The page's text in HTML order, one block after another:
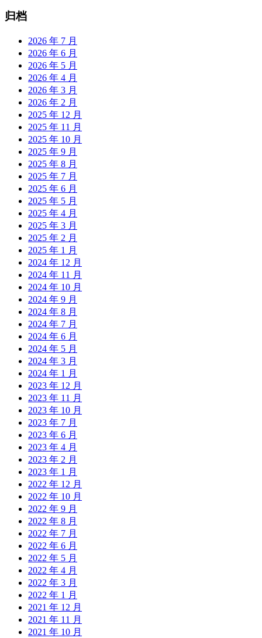
归档
2026 年 7 月
2026 年 6 月
2026 年 5 月
2026 年 4 月
2026 年 3 月
2026 年 2 月
2025 年 12 月
2025 年 11 月
2025 年 10 月
2025 年 9 月
2025 年 8 月
2025 年 7 月
2025 年 6 月
2025 年 5 月
2025 年 4 月
2025 年 3 月
2025 年 2 月
2025 年 1 月
2024 年 12 月
2024 年 11 月
2024 年 10 月
2024 年 9 月
2024 年 8 月
2024 年 7 月
2024 年 6 月
2024 年 5 月
2024 年 3 月
2024 年 1 月
2023 年 12 月
2023 年 11 月
2023 年 10 月
2023 年 7 月
2023 年 6 月
2023 年 4 月
2023 年 2 月
2023 年 1 月
2022 年 12 月
2022 年 10 月
2022 年 9 月
2022 年 8 月
2022 年 7 月
2022 年 6 月
2022 年 5 月
2022 年 4 月
2022 年 3 月
2022 年 1 月
2021 年 12 月
2021 年 11 月
2021 年 10 月